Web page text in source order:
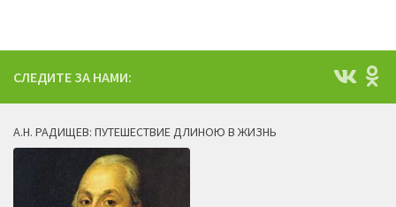
СЛЕДИТЕ ЗА НАМИ:
А.Н. РАДИЩЕВ: ПУТЕШЕСТВИЕ ДЛИНОЮ В ЖИЗНЬ